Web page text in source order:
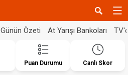
Günün Özeti At Yarışı Bankoları
Puan Durumu Canlı Skor